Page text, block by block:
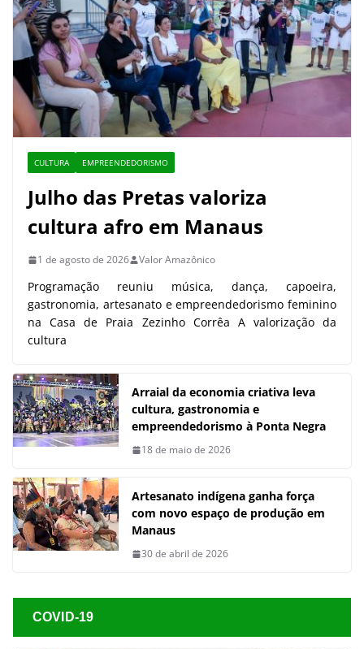
CULTURA EMPREENDEDORISMO
Julho das Pretas valoriza
cultura afro em Manaus
1 de agosto de 2026 Valor Amazônico
Programação reuniu música, dança, capoeira,
gastronomia, artesanato e empreendedorismo feminino
na Casa de Praia Zezinho Corrêa A valorização da
cultura
Arraial da economia criativa leva
cultura, gastronomia e
empreendedorismo à Ponta Negra
18 de maio de 2026
Artesanato indígena ganha força
com novo espaço de produção em
Manaus
30 de abril de 2026
COVID-19